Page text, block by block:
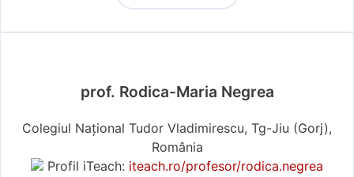
prof. Rodica-Maria Negrea
Colegiul Național Tudor Vladimirescu, Tg-Jiu (Gorj),
România
Profil iTeach: iteach.ro/profesor/rodica.negrea